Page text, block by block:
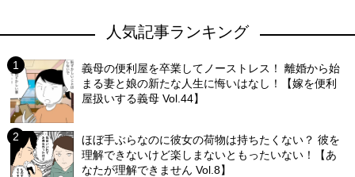
人気記事ランキング
義母の便利屋を卒業してノーストレス！ 離婚から始
まる妻と娘の新たな人生に悔いはなし！【嫁を便利
屋扱いする義母 Vol.44】
ほぼ手ぶらなのに彼女の荷物は持ちたくない？ 彼を
理解できないけど楽しまないともったいない！【あ
なたが理解できません Vol.8】